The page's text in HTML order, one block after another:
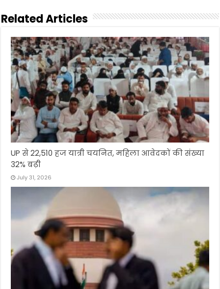
Related Articles
UP से 22,510 हज यात्री चयनित, महिला आवेदकों की संख्या
32% बढ़ी
July 31, 2026